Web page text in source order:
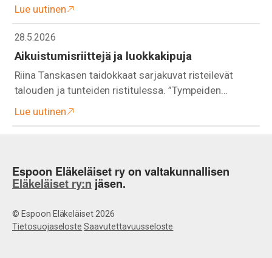
Lue uutinen
28.5.2026
Aikuistumisriittejä ja luokkakipuja
Riina Tanskasen taidokkaat sarjakuvat risteilevät
talouden ja tunteiden ristitulessa. ”Tympeiden…
Lue uutinen
Espoon Eläkeläiset ry on valtakunnallisen
Eläkeläiset ry:n jäsen.
© Espoon Eläkeläiset 2026
Tietosuojaseloste Saavutettavuusseloste